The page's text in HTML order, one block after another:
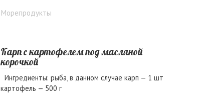
Морепродукты
Карп с картофелем под масляной
корочкой
Ингредиенты: рыба, в данном случае карп — 1 шт
картофель — 500 г